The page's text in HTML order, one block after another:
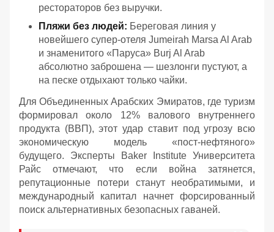
рестораторов без выручки.
Пляжи без людей: Береговая линия у
новейшего супер-отеля Jumeirah Marsa Al Arab
и знаменитого «Паруса» Burj Al Arab
абсолютно заброшена — шезлонги пустуют, а
на песке отдыхают только чайки.
Для Объединенных Арабских Эмиратов, где туризм
формировал около 12% валового внутреннего
продукта (ВВП), этот удар ставит под угрозу всю
экономическую модель «пост-нефтяного»
будущего. Эксперты Baker Institute Университета
Райс отмечают, что если война затянется,
репутационные потери станут необратимыми, и
международный капитал начнет форсированный
поиск альтернативных безопасных гаваней.